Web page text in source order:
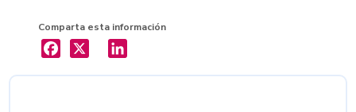
Comparta esta información
X LinkedIn